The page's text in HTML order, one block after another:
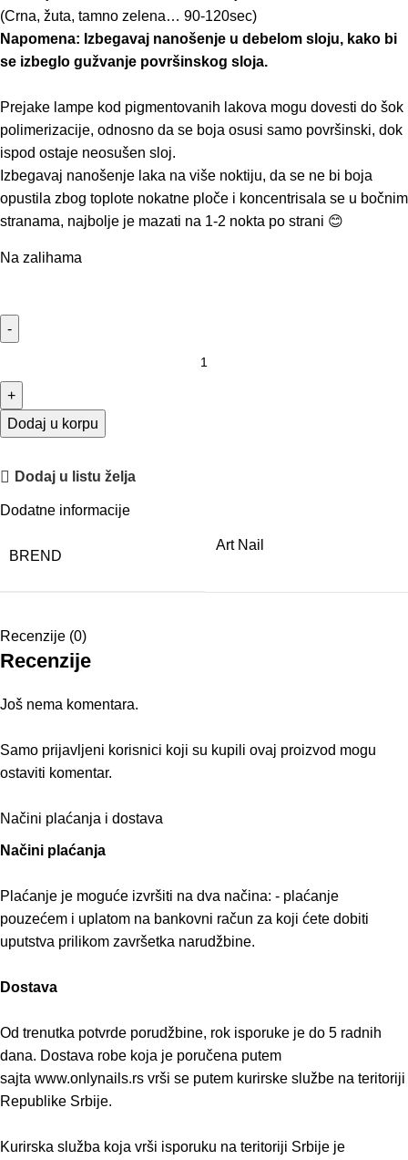
(Crna, žuta, tamno zelena… 90-120sec)
Napomena: Izbegavaj nanošenje u debelom sloju, kako bi
se izbeglo gužvanje površinskog sloja.
Prejake lampe kod pigmentovanih lakova mogu dovesti do šok
polimerizacije, odnosno da se boja osusi samo površinski, dok
ispod ostaje neosušen sloj.
Izbegavaj nanošenje laka na više noktiju, da se ne bi boja
opustila zbog toplote nokatne ploče i koncentrisala se u bočnim
stranama, najbolje je mazati na 1-2 nokta po strani 😊
Na zalihama
Dodaj u korpu
Dodaj u listu želja
Dodatne informacije
BREND
Art Nail
Recenzije (0)
Recenzije
Još nema komentara.
Samo prijavljeni korisnici koji su kupili ovaj proizvod mogu
ostaviti komentar.
Načini plaćanja i dostava
Načini plaćanja
Plaćanje je moguće izvršiti na dva načina: - plaćanje
pouzećem i uplatom na bankovni račun za koji ćete dobiti
uputstva prilikom završetka narudžbine.
Dostava
Od trenutka potvrde porudžbine, rok isporuke je do 5 radnih
dana. Dostava robe koja je poručena putem
sajta www.onlynails.rs vrši se putem kurirske službe na teritoriji
Republike Srbije.
Kurirska služba koja vrši isporuku na teritoriji Srbije je